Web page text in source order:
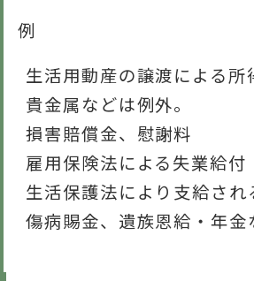
例
生活用動産の譲渡による
貴金属などは例外。
損害賠償金、慰謝料
雇用保険法による失業給付
生活保護法により支給され
傷病賜金、遺族恩給・年金